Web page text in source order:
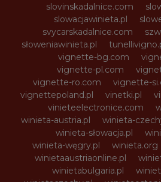
slovinskadalnice.com
slowacjawinieta.pl
svycarskadalnice.com
słoweniawinieta.pl
vignette-bg.com
vignette-pl.com
vignette-ro.com
vignette-
vignettepoland.pl
vinetki.pl
vinieteelectronice.com
winieta-austria.pl
winieta-
winieta-słowacja.pl
winieta-węgry.pl
winieta.org
winietaaustriaonline.pl
winietabulgaria.pl